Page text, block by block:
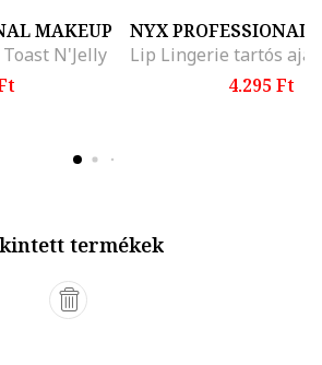
MAKEUP
N'Jelly
NYX PROFESSIONAL
4.295 Ft
termékek